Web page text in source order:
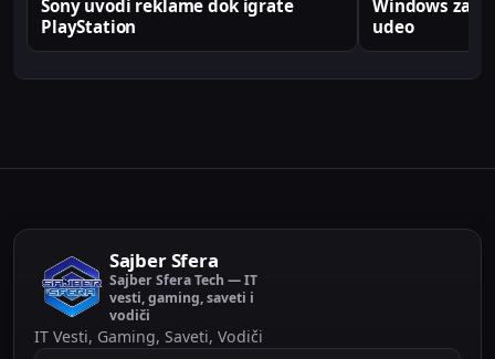
Sony uvodi reklame dok igrate
PlayStation
Windows
udeo
Sajber Sfera
Sajber Sfera Tech — IT
vesti, gaming, saveti i
vodiči
IT Vesti, Gaming, Saveti, Vodiči